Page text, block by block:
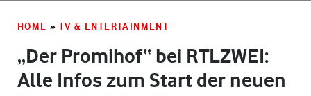
HOME » TV & ENTERTAINMENT
„Der Promihof“ bei RTLZWEI:
Alle Infos zum Start der neuen